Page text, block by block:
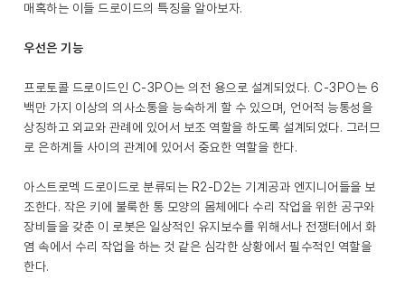
매혹하는 이들 드로이드의 특징을 알아보자.
우선은 기능
프로토콜 드로이드인 C-3PO는 의전 용으로 설계되었다. C-3PO는 6
백만 가지 이상의 의사소통을 능숙하게 할 수 있으며, 언어적 능통성을
상징하고 외교와 관례에 있어서 보조 역할을 하도록 설계되었다. 그러므
로 은하계들 사이의 관계에 있어서 중요한 역할을 한다.
아스트로멕 드로이드로 분류되는 R2-D2는 기계공과 엔지니어들을 보
조한다. 작은 키에 불룩한 통 모양의 몸체에다 수리 작업을 위한 공구와
장비들을 갖춘 이 로봇은 일상적인 유지보수를 위해서나 전쟁터에서 화
염 속에서 수리 작업을 하는 것 같은 심각한 상황에서 필수적인 역할을
한다.